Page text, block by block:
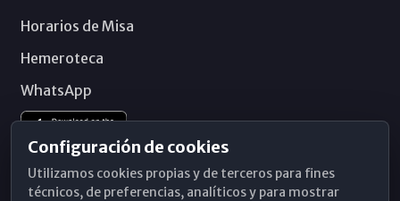
Horarios de Misa
Hemeroteca
WhatsApp
Configuración de cookies
Utilizamos cookies propias y de terceros para fines
técnicos, de preferencias, analíticos y para mostrar